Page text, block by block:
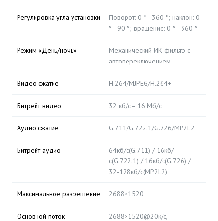
Регулировка угла установки
Поворот: 0 ° - 360 °; наклон: 0
° - 90 °; вращение: 0 ° - 360 °
Режим «День/ночь»
Механический ИК-фильтр с
автопереключением
Видео сжатие H.264/MJPEG/H.264+
Битрейт видео 32 кб/с– 16 Мб/с
Аудио сжатие G.711/G.722.1/G.726/MP2L2
Битрейт аудио
64кб/с(G.711) / 16кб/
с(G.722.1) / 16кб/с(G.726) /
32-128кб/с(MP2L2)
Максимальное разрешение 2688×1520
Основной поток
2688×1520@20к/с,